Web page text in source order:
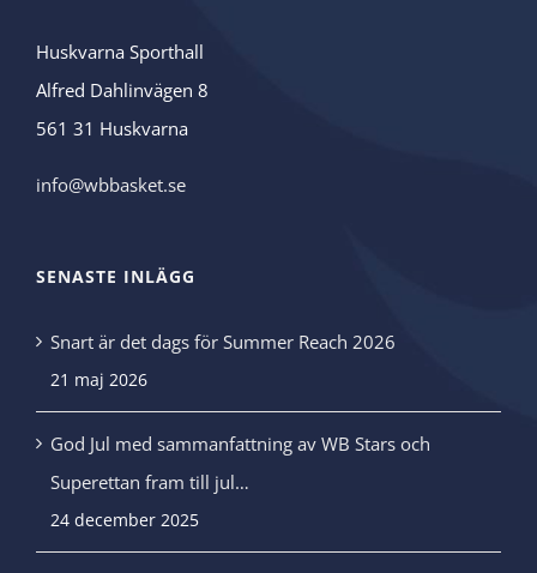
Huskvarna Sporthall
Alfred Dahlinvägen 8
561 31 Huskvarna
info@wbbasket.se
SENASTE INLÄGG
Snart är det dags för Summer Reach 2026
21 maj 2026
God Jul med sammanfattning av WB Stars och
Superettan fram till jul…
24 december 2025